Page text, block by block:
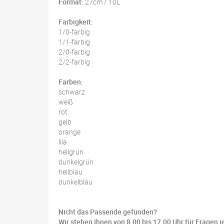
Farbigkeit:
1/0-farbig
1/1-farbig
2/0-farbig
2/2-farbig
Farben:
schwarz
weiß
rot
gelb
orange
lila
hellgrün
dunkelgrün
hellblau
dunkelblau
Nicht das Passende gefunden?
Wir stehen Ihnen von 8.00 bis 17.00 Uhr für Fragen